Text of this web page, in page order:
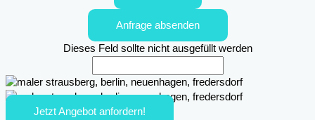
Anfrage absenden
Dieses Feld sollte nicht ausgefüllt werden
Jetzt Angebot anfordern!